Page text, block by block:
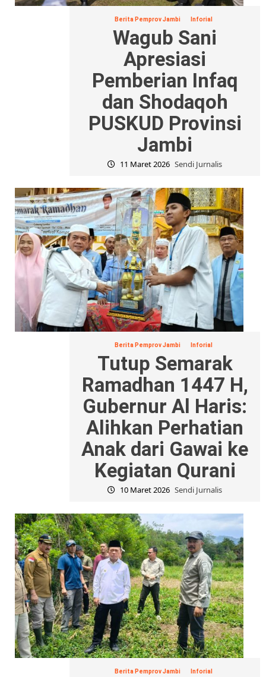
Berita Pemprov Jambi Inforial
Wagub Sani
Apresiasi
Pemberian Infaq
dan Shodaqoh
PUSKUD Provinsi
Jambi
11 Maret 2026 Sendi Jurnalis
Berita Pemprov Jambi Inforial
Tutup Semarak
Ramadhan 1447 H,
Gubernur Al Haris:
Alihkan Perhatian
Anak dari Gawai ke
Kegiatan Qurani
10 Maret 2026 Sendi Jurnalis
Berita Pemprov Jambi Inforial